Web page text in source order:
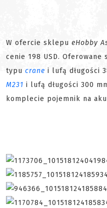
W ofercie sklepu eHobby
cenie 198 USD.
typu crane i lufą długości
M231 i lufą długości 300
komplecie pojemnik na